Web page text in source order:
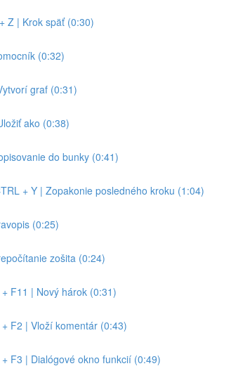
Z | Krok späť (0:30)
(0:32)
graf (0:31)
ako (0:38)
do bunky (0:41)
+ Y | Zopakonie posledného kroku (1:04)
(0:25)
zošita (0:24)
F11 | Nový hárok (0:31)
F2 | Vloží komentár (0:43)
F3 | Dialógové okno funkcií (0:49)